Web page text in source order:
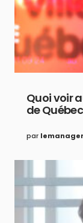
Quoi voir
de
par lemanager